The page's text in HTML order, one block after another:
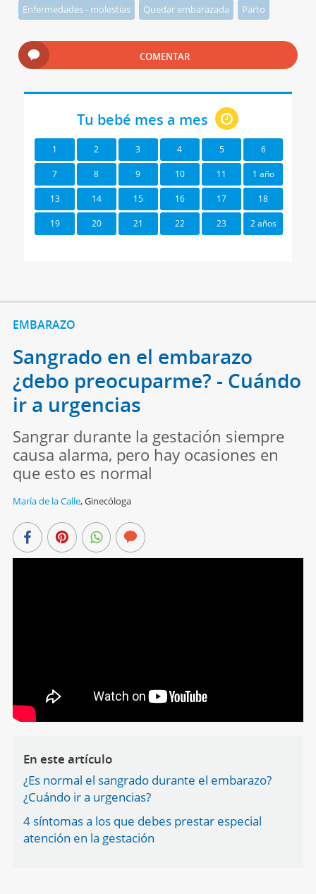
Enfermedades - molestias Quedar embarazada Parto
COMENTAR
Tu bebé mes a mes
1 2 3 4 5 6
7 8 9 10 11 1 año
13 14 15 16 17 18
19 20 21 22 23 2 años
EMBARAZO
Sangrado en el embarazo
¿debo preocuparme? - Cuándo
ir a urgencias
Sangrar durante la gestación siempre
causa alarma, pero hay ocasiones en
que esto es normal
María de la Calle,Ginecóloga
En este artículo
¿Es normal el sangrado durante el embarazo?
¿Cuándo ir a urgencias?
4 síntomas a los que debes prestar especial
atención en la gestación